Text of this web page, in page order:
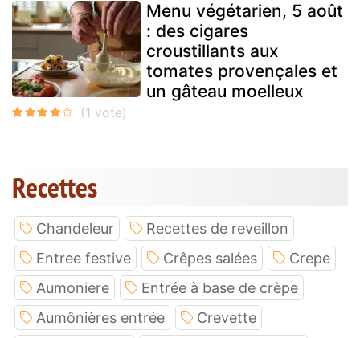
Menu végétarien, 5 août
: des cigares
croustillants aux
tomates provençales et
un gâteau moelleux
Recettes
Chandeleur
Recettes de reveillon
Entree festive
Crêpes salées
Crepe
Aumoniere
Entrée à base de crèpe
Aumônières entrée
Crevette